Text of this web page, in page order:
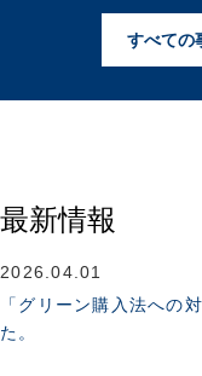
すべての
最新情報
2026.04.01
「グリーン購入法への
た。